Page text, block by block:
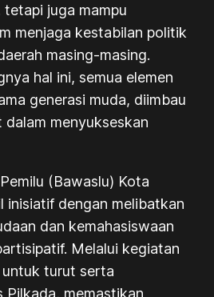
juga mampu
menjaga kestabilan politik
masing-masing.
hal ini, semua elemen
generasi muda, diimbau
menyukseskan
(Bawaslu) Kota
inisiatif dengan melibatkan
dan kemahasiswaan
Melalui kegiatan
untuk turut serta
Pilkada, memastikan